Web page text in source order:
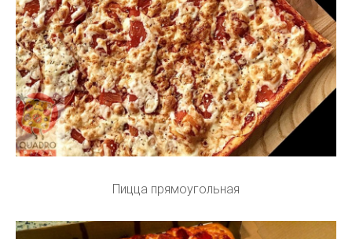
Пицца прямоугольная